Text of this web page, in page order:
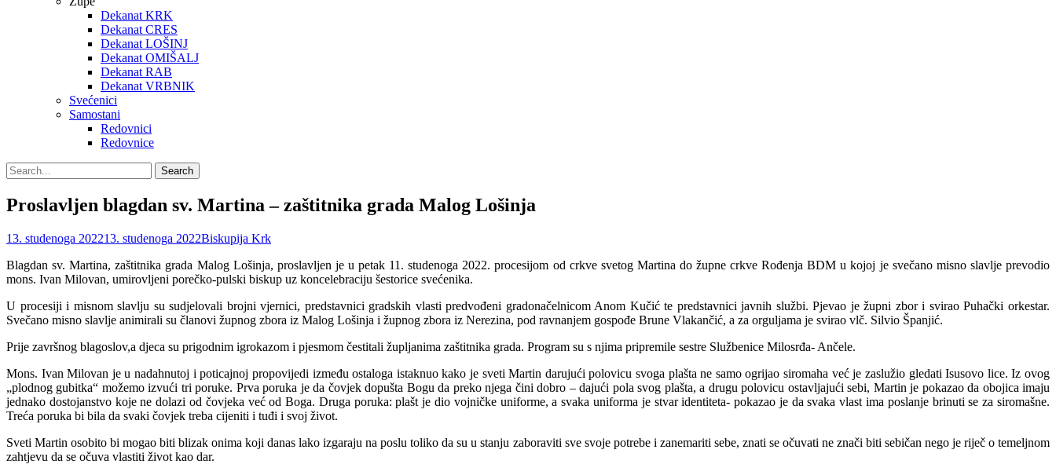
Dekanat KRK
Dekanat CRES
Dekanat LOŠINJ
Dekanat OMIŠALJ
Dekanat RAB
Dekanat VRBNIK
Svećenici
Samostani
Redovnici
Redovnice
Search
Search
for:
Proslavljen blagdan sv. Martina – zaštitnika grada Malog Lošinja
Posted
13. studenoga 202213. studenoga 2022Author
Biskupija Krk
Blagdan sv. Martina, zaštitnika grada Malog Lošinja, proslavljen je u petak 11. studenoga 2022. procesijom od crkve svetog Martina do župne crkve Rođenja BDM u kojoj je svečano misno slavlje prevodio
mons. Ivan Milovan, umirovljeni porečko-pulski biskup uz koncelebraciju šestorice svećenika.
U procesiji i misnom slavlju su sudjelovali brojni vjernici, predstavnici gradskih vlasti predvođeni gradonačelnicom Anom Kučić te predstavnici javnih službi. Pjevao je župni zbor i svirao Puhački orkestar.
Svečano misno slavlje animirali su članovi župnog zbora iz Malog Lošinja i župnog zbora iz Nerezina, pod ravnanjem gospođe Brune Vlakančić, a za orguljama je svirao vlč. Silvio Španjić.
Prije završnog blagoslov,a djeca su prigodnim igrokazom i pjesmom čestitali župljanima zaštitnika grada. Program su s njima pripremile sestre Službenice Milosrđa- Ančele.
Mons. Ivan Milovan je u nadahnutoj i poticajnoj propovijedi između ostaloga istaknuo kako je sveti Martin darujući polovicu svoga plašta ne samo ogrijao siromaha već je zaslužio gledati Isusovo lice. Iz ovog
„plodnog gubitka“ možemo izvući tri poruke. Prva poruka je da čovjek dopušta Bogu da preko njega čini dobro – dajući pola svog plašta, a drugu polovicu ostavljajući sebi, Martin je pokazao da obojica imaju
jednako dostojanstvo koje ne dolazi od čovjeka već od Boga. Druga poruka: plašt je dio vojničke uniforme, a svaka uniforma je stvar identiteta- pokazao je da svaka vlast ima poslanje brinuti se za siromašne.
Treća poruka bi bila da svaki čovjek treba cijeniti i tuđi i svoj život.
Sveti Martin osobito bi mogao biti blizak onima koji danas lako izgaraju na poslu toliko da su u stanju zaboraviti sve svoje potrebe i zanemariti sebe, znati se očuvati ne znači biti sebičan nego je riječ o temeljnom
zahtjevu da se očuva vlastiti život kao dar.